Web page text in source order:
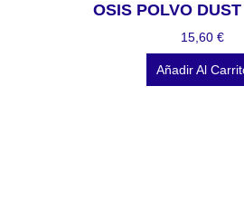
OSIS POLVO
15,60 €
Añadir Al